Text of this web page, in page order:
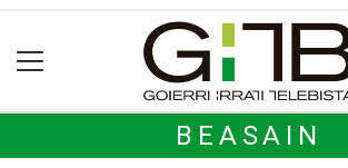
BEASAIN